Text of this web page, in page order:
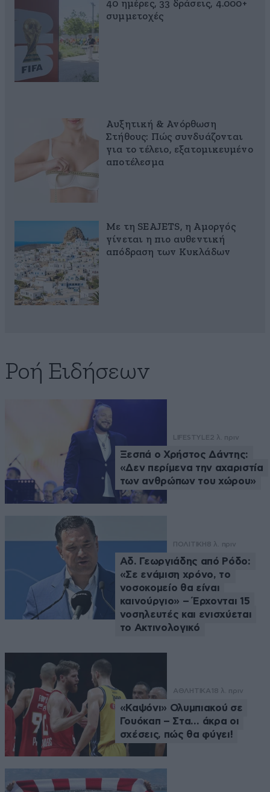
40 ημέρες, 33 δράσεις, 4.000+
συμμετοχές
Αυξητική & Ανόρθωση
Στήθους: Πώς συνδυάζονται
για το τέλειο, εξατομικευμένο
αποτέλεσμα
Με τη SEAJETS, η Αμοργός
γίνεται η πιο αυθεντική
απόδραση των Κυκλάδων
Ροή Ειδήσεων
LIFESTYLE2 λ. πριν
Ξεσπά ο Χρήστος Δάντης:
«Δεν περίμενα την αχαριστία
των ανθρώπων του χώρου»
ΠΟΛΙΤΙΚΗ8 λ. πριν
Αδ. Γεωργιάδης από Ρόδο:
«Σε ενάμιση χρόνο, το
νοσοκομείο θα είναι
καινούργιο» – Έρχονται 15
νοσηλευτές και ενισχύεται
το Ακτινολογικό
ΑΘΛΗΤΙΚΑ 18 λ. πριν
«Καψόνι» Ολυμπιακού σε
Γουόκαπ – Στα… άκρα οι
σχέσεις, πώς θα φύγει!